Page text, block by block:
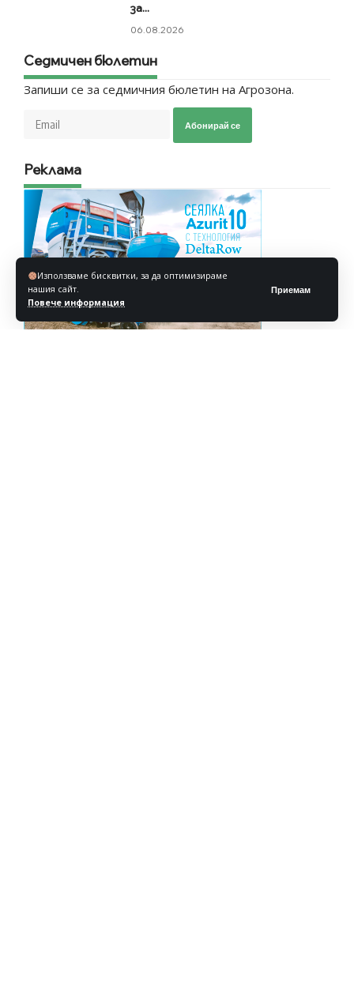
Използваме бисквитки, за да оптимизираме
нашия сайт.
Повече информация
Приемам
за...
06.08.2026
Седмичен бюлетин
Запиши се за седмичния бюлетин на Агрозона.
Абонирай се
Реклама